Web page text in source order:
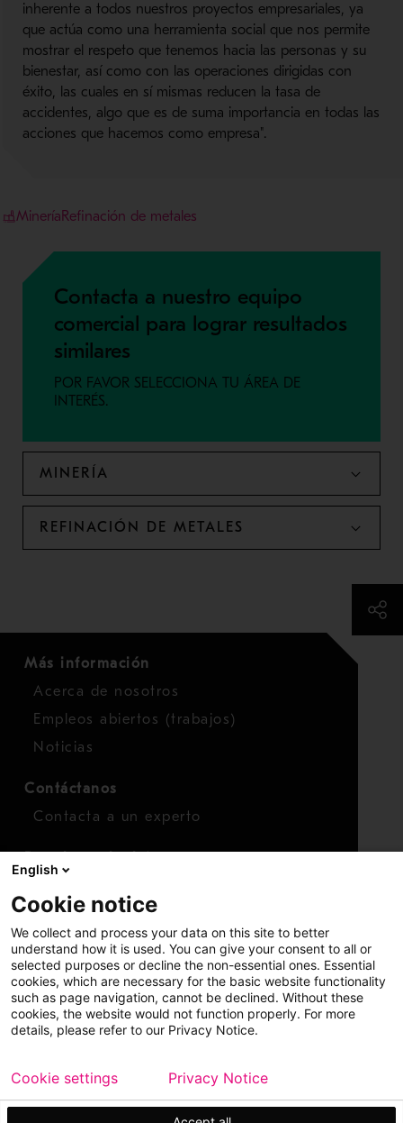
inherente a todos nuestros proyectos empresariales, ya
que actúa como una herramienta social que nos permite
mostrar el respeto que tenemos hacia las personas y su
bienestar, así como con las operaciones dirigidas con
éxito, las cuales en sí mismas reducen la tasa de
accidentes, algo que es de suma importancia en todas las
acciones que hacemos como empresa".
MineríaRefinación de metales
Contacta a nuestro equipo
comercial para lograr resultados
similares
POR FAVOR SELECCIONA TU ÁREA DE
INTERÉS.
MINERÍA
REFINACIÓN DE METALES
Más información
Acerca de nosotros
Empleos abiertos (trabajos)
Noticias
Contáctanos
Contacta a un experto
Finanzas
Acciones
Copyright © 2026 Metso
Mapa del sitio
Información legal
Privacidad Marca comercial
English
Cookie notice
We collect and process your data on this site to better
understand how it is used. You can give your consent to all or
selected purposes or decline the non-essential ones. Essential
cookies, which are necessary for the basic website functionality
such as page navigation, cannot be declined. Without these
cookies, the website would not function properly. For more
details, please refer to our Privacy Notice.
Cookie settings Privacy Notice